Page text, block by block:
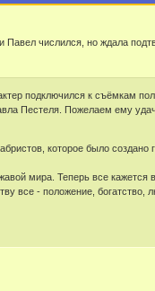
и Павел числился, но ждала
подключился к съёмкам
Пестеля. Пожелаем ему
которое было
мира. Теперь все
все - положение,